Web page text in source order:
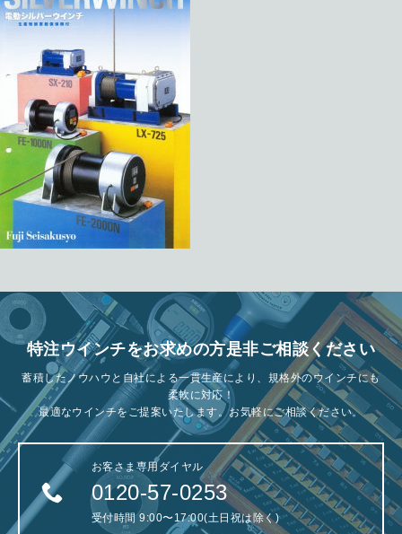
特注ウインチをお求めの方是非ご相談ください
蓄積したノウハウと自社による一貫生産により、規格外のウインチにも
柔軟に対応！
最適なウインチをご提案いたします。お気軽にご相談ください。
お客さま専用ダイヤル
0120-57-0253
受付時間 9:00〜17:00(土日祝は除く)